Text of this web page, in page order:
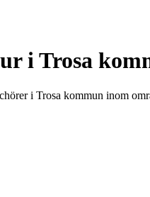
iTrosa
i Trosa kommun inom